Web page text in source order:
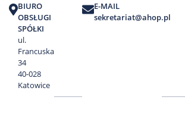
Edukacja
Pacjenta
O
nas
Marki
BIURO
OBSŁUGI
SPÓŁKI
ul.
Francuska
34
40-028
Katowice
E-MAIL
sekretariat@ahop.pl